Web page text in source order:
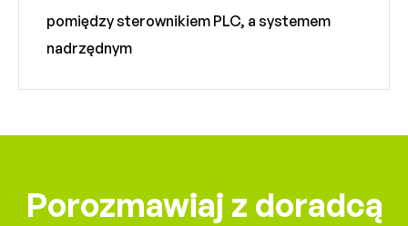
pomiędzy sterownikiem PLC, a systemem
nadrzędnym
Porozmawiaj z doradcą